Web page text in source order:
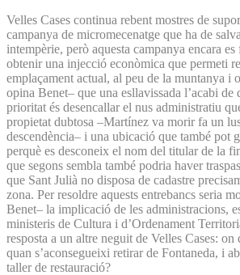
Velles Cases continua rebent mostres de
campanya de micromecenatge que ha de
intempèrie, però aquesta campanya encara es
obtenir una injecció econòmica que permeti
emplaçament actual, al peu de la muntanya i
opina Benet– que una esllavissada l’acabi de
prioritat és desencallar el nus administratiu
propietat dubtosa –Martínez va morir fa un
descendència– i una ubicació que també pot
perquè es desconeix el nom del titular de la
que segons sembla també podria haver
que Sant Julià no disposa de cadastre
zona. Per resoldre aquests entrebancs seria
Benet– la implicació de les administracions,
ministeris de Cultura i d’Ordenament
resposta a un altre neguit de Velles Cases:
quan s’aconsegueixi retirar de Fontaneda, i
taller de restauració?